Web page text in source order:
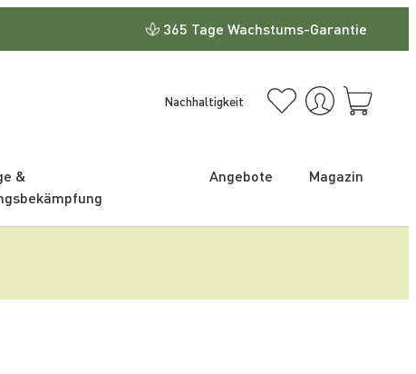
365 Tage Wachstums-Garantie
Nachhaltigkeit
&
Angebote Magazin